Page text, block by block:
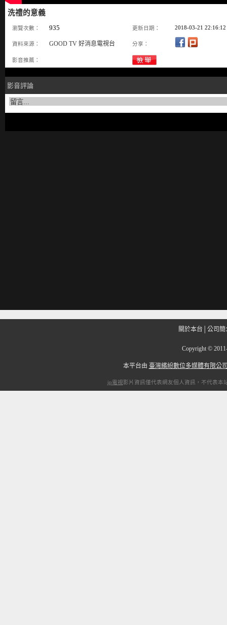
洗禮的意義
瀏覽次數： 935 更新日期： 2018-03-21 22:16:12
資料來源： GOOD TV 好消息電視台 分享：
影音推薦：
影音評論
關於本台 公司簡
Copyright ©
本平台由 臺灣繽紛數位多媒體有限公
ip電視影片資訊僅代表網友個人資訊，不代表本